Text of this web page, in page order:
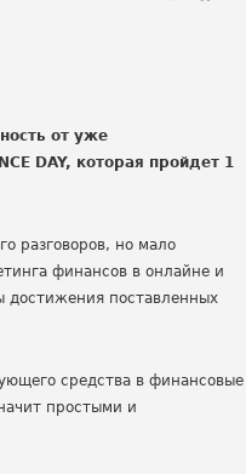
от уже
DAY, которая пройдет 1
разговоров, но мало
финансов в онлайне и
достижения поставленных
средства в финансовые
простыми и